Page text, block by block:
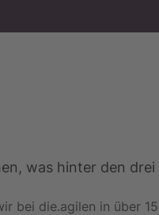
was hinter den
bei die.agilen in über